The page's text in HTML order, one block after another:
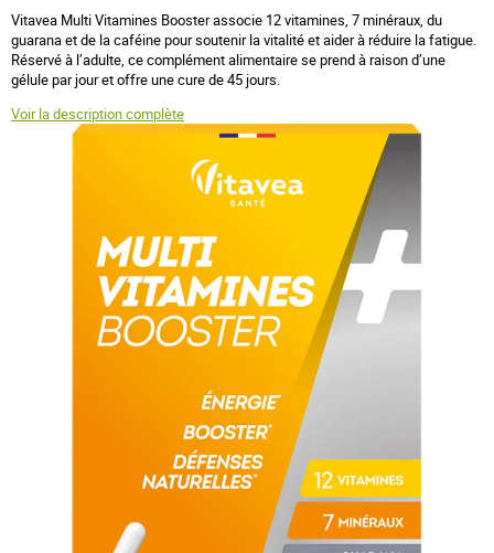
Vitavea Multi Vitamines Booster associe 12 vitamines, 7 minéraux, du
guarana et de la caféine pour soutenir la vitalité et aider à réduire la fatigue.
Réservé à l’adulte, ce complément alimentaire se prend à raison d’une
gélule par jour et offre une cure de 45 jours.
Voir la description complète